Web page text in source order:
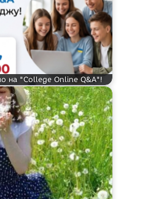
на "College Online Q&A"!